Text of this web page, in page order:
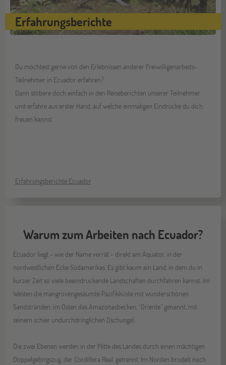
Erfahrungsberichte
Du möchtest gerne von den Erlebnissen anderer Freiwilligenarbeits-
Teilnehmer in Ecuador erfahren?
Dann stöbere doch einfach in den Reiseberichten unserer Teilnehmer
und erfahre aus erster Hand, auf welche einmaligen Eindrücke du dich
freuen kannst.
Erfahrungsberichte Ecuador
Warum zum Arbeiten nach Ecuador?
Ecuador liegt - wie der Name verrät - direkt am Äquator, in der
nordwestlichen Ecke Südamerikas. Es gibt kaum ein Land, in dem du in
kurzer Zeit so viele beeindruckende Landschaften durchfahren kannst. Im
Westen die mangrovengesäumte Pazifikküste mit wunderschönen
Sandstränden, im Osten das Amazonasbecken, “Oriente” genannt, mit
seinem schier undurchdringlichen Dschungel.
Die zwei Ebenen werden in der Mitte des Landes durch einen mächtigen
Doppelgebirgszug, der Cordillera Real, getrennt. Im Norden brodelt noch